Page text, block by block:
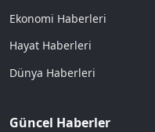
Ekonomi Haberleri
Hayat Haberleri
Dünya Haberleri
Güncel Haberler